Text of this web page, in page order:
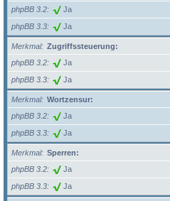
phpBB 3.2
Ja
phpBB 3.3 Ja
Merkmal
Zugriffssteuerung:
phpBB 3.2
Ja
phpBB 3.3 Ja
Merkmal
Wortzensur:
phpBB 3.2
Ja
phpBB 3.3 Ja
Merkmal
Sperren:
phpBB 3.2
Ja
phpBB 3.3 Ja